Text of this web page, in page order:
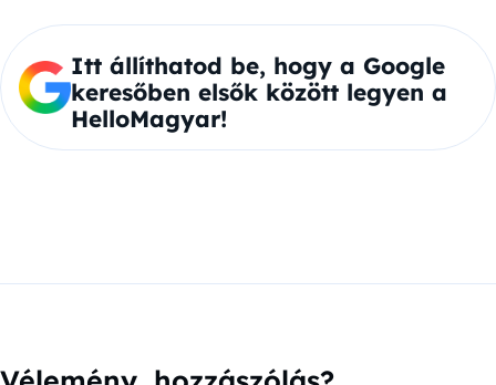
Itt állíthatod be, hogy a Google
keresőben elsők között legyen a
HelloMagyar!